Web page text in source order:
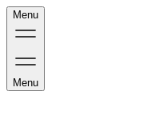
Menu
Menu